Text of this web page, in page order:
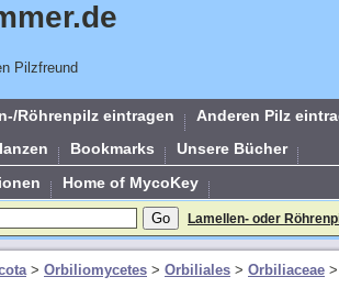
Pilzfreund
Röhrenpilz eintragen
Anderen Pilz
Bookmarks
Unsere Bücher
Home of MycoKey
Lamellen- oder
> Orbiliomycetes > Orbiliales > Orbiliaceae